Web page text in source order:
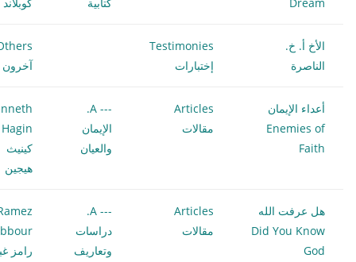
الأخ أ. خ.
الناصرة
Testimonies
إختبارات
آخرون
أعداء الإيمان
Enemies of
Faith
Articles
مقالات
--- A.
الإيمان
والعيان
كينيث
هيجين
هل عرفت الله
Did You Know
God
Articles
مقالات
--- A.
دراسات
وتعاريف
رامز